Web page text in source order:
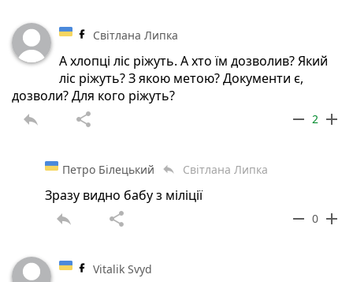
Світлана Липка
А хлопці ліс ріжуть. А хто їм дозволив? Який
ліс ріжуть? З якою метою? Документи є,
дозволи? Для кого ріжуть?
reply share remove 2 add
Петро Білецький reply Світлана Липка
Зразу видно бабу з міліції
reply share remove 0 add
Vitalik Svyd